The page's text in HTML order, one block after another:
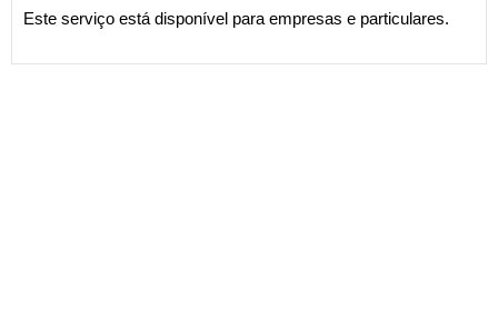
Este serviço está disponível para empresas e particulares.